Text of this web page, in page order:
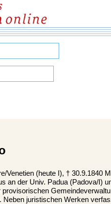
/Venetien (heute I), † 30.9.1840
an der Univ. Padua (Padova/I)
Neben juristischen Werken